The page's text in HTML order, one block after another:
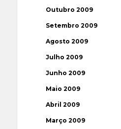
Outubro 2009
Setembro 2009
Agosto 2009
Julho 2009
Junho 2009
Maio 2009
Abril 2009
Março 2009